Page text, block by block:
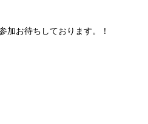
加お待ちしております。！